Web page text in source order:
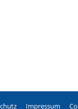
Impressum